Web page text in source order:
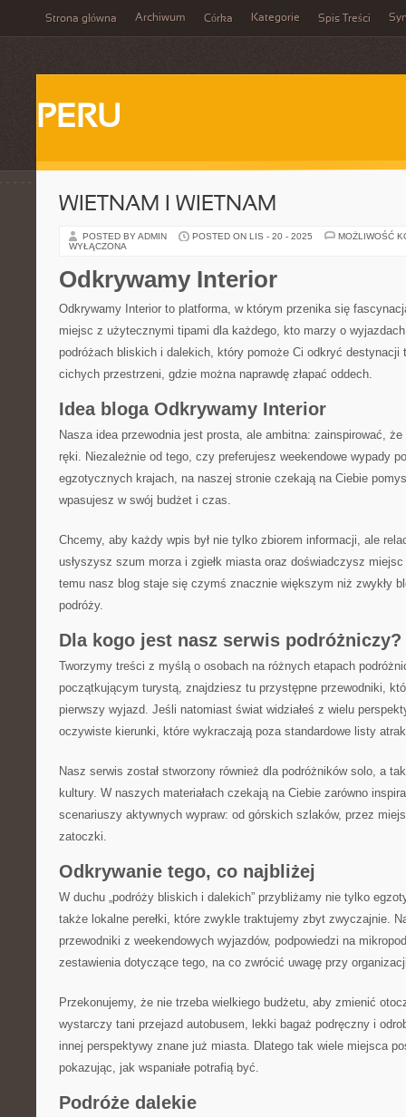
Strona główna Archiwum Córka Kategorie Spis Treści
PERU
WIETNAM I WIETNAM
POSTED BY ADMIN POSTED ON LIS - 20 - 2025
MOŻLIWOŚĆ
WYŁĄCZONA
Odkrywamy Interior
Odkrywamy Interior to platforma, w którym przenika się
miejsc z użytecznymi tipami dla każdego, kto marzy o
podróżach bliskich i dalekich, który pomoże Ci odkryć destynacji
cichych przestrzeni, gdzie można naprawdę złapać oddech.
Idea bloga Odkrywamy Interior
Nasza idea przewodnia jest prosta, ale ambitna: zainspirować,
ręki. Niezależnie od tego, czy preferujesz weekendowe wypady
egzotycznych krajach, na naszej stronie czekają na Ciebie
wpasujesz w swój budżet i czas.
Chcemy, aby każdy wpis był nie tylko zbiorem informacji, ale
usłyszysz szum morza i zgiełk miasta oraz doświadczysz
temu nasz blog staje się czymś znacznie większym niż zwykły
podróży.
Dla kogo jest nasz serwis podróżniczy?
Tworzymy treści z myślą o osobach na różnych etapach
początkującym turystą, znajdziesz tu przystępne przewodniki,
pierwszy wyjazd. Jeśli natomiast świat widziałeś z wielu
oczywiste kierunki, które wykraczają poza standardowe listy
Nasz serwis został stworzony również dla podróżników solo, a
kultury. W naszych materiałach czekają na Ciebie zarówno
scenariuszy aktywnych wypraw: od górskich szlaków, przez
zatoczki.
Odkrywanie tego, co najbliżej
W duchu „podróży bliskich i dalekich” przybliżamy nie tylko
także lokalne perełki, które zwykle traktujemy zbyt zwyczajnie.
przewodniki z weekendowych wyjazdów, podpowiedzi na
zestawienia dotyczące tego, na co zwrócić uwagę przy
Przekonujemy, że nie trzeba wielkiego budżetu, aby zmienić
wystarczy tani przejazd autobusem, lekki bagaż podręczny i
innej perspektywy znane już miasta. Dlatego tak wiele miejsca
pokazując, jak wspaniałe potrafią być.
Podróże dalekie